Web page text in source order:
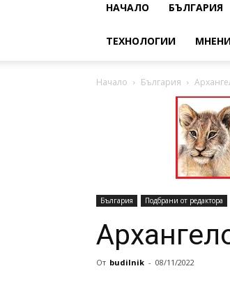
НАЧАЛО БЪЛГАРИЯ
ТЕХНОЛОГИИ
Начало България
България Подбрани от редактора
От budilnik - 08/11/2022